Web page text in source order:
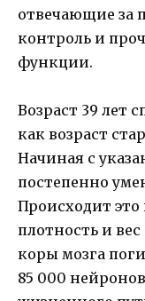
отвечающие за
контроль и
функции.
Возраст 39 лет
как возраст
Начиная с
постепенно
Происходит это
плотность и
коры мозга
85 000